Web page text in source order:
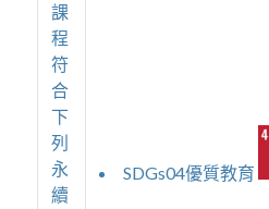
課
程
符
合
下
列
永
續
SDGs04優質教育